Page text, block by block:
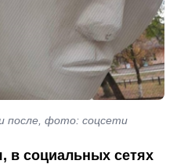
после, фото: соцсети
в социальных сетях